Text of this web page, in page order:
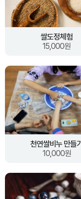
쌀도정체험
15,000원
천연쌀비누 만들기
10,000원